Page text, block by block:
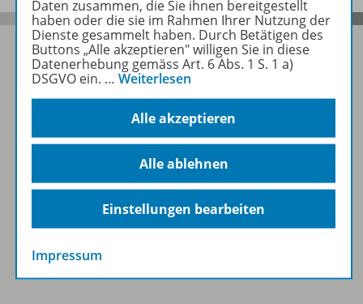
Schubi:
WSS:
Daten zusammen, die Sie ihnen bereitgestellt
haben oder die sie im Rahmen Ihrer Nutzung der
Dienste gesammelt haben. Durch Betätigen des
Buttons „Alle akzeptieren" willigen Sie in diese
Datenerhebung gemäss Art. 6 Abs. 1 S. 1 a)
DSGVO ein. … Weiterlesen
Alle akzeptieren
Alle ablehnen
Einstellungen bearbeiten
Impressum